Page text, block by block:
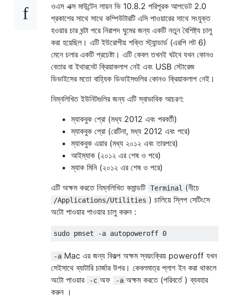
ওএস এক্স মাউন্টেন লায়ন ভি 10.8.2 পরিপূরক আপডেট 2.0
প্রকাশের সাথে সাথে কম্পিউটারটি এসি পাওয়ারের সাথে সংযুক্ত
হওয়ার চার ঘন্টা পরে নিরাপদ ঘুমের জন্য একটি নতুন বৈশিষ্ট্য চালু
করা হয়েছিল। এটি ইউরোপীয় শক্তি স্ট্যান্ডার্ড (এরপি লট 6)
মেনে চলার একটি প্রচেষ্টা। এটি কেবল তখনই ঘটবে যখন কোনও
বেতার বা ইথারনেট ক্রিয়াকলাপ নেই এবং USB স্টোরেজ
ডিভাইসের মতো বাহ্যিক ডিভাইসগুলির কোনও ক্রিয়াকলাপ নেই।
নিম্নলিখিত ইউনিটগুলির জন্য এটি স্বাভাবিক আচরণ:
ম্যাকবুক প্রো (মধ্য 2012 এবং পরবর্তী)
ম্যাকবুক প্রো (রেটিনা, মধ্য 2012 এবং পরে)
ম্যাকবুক এয়ার (মধ্য ২০১২ এবং তারপরে)
আইম্যাক (২০১২ এর শেষ ও পরে)
ম্যাক মিনি (২০১২ এর শেষ ও পরে)
এটি অক্ষম করতে নিম্নলিখিত কমান্ডটি Terminal (নীচে
/Applications/Utilities ) চালিয়ে স্লিপ সেটিংসে
অটো পাওয়ার পাওয়ার চালু করুন :
-a Mac এর জন্য বিকল্প অক্ষম স্বয়ংক্রিয় poweroff যখন
সেইসাথে ব্যাটারি চার্জার উপর। কেবলমাত্র প্লাগ ইন করা থাকলে
অটো পাওয়ার
-c অফ -a অক্ষম করতে (পরিবর্তে ) ব্যবহার
করুন ।